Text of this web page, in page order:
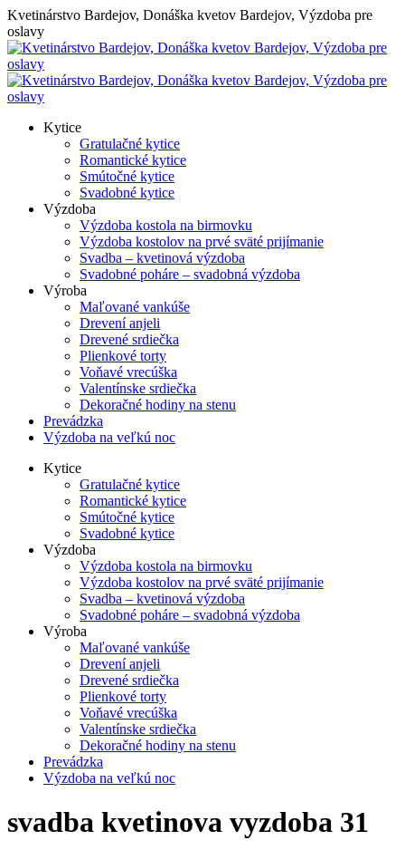
Skip
to
content
Kvetinárstvo Bardejov, Donáška kvetov Bardejov, Výzdoba pre
oslavy
Kytice
Gratulačné kytice
Romantické kytice
Smútočné kytice
Svadobné kytice
Výzdoba
Výzdoba kostola na birmovku
Výzdoba kostolov na prvé sväté prijímanie
Svadba – kvetinová výzdoba
Svadobné poháre – svadobná výzdoba
Výroba
Maľované vankúše
Drevení anjeli
Drevené srdiečka
Plienkové torty
Voňavé vrecúška
Valentínske srdiečka
Dekoračné hodiny na stenu
Prevádzka
Výzdoba na veľkú noc
Kytice
Gratulačné kytice
Romantické kytice
Smútočné kytice
Svadobné kytice
Výzdoba
Výzdoba kostola na birmovku
Výzdoba kostolov na prvé sväté prijímanie
Svadba – kvetinová výzdoba
Svadobné poháre – svadobná výzdoba
Výroba
Maľované vankúše
Drevení anjeli
Drevené srdiečka
Plienkové torty
Voňavé vrecúška
Valentínske srdiečka
Dekoračné hodiny na stenu
Prevádzka
Výzdoba na veľkú noc
svadba kvetinova vyzdoba 31